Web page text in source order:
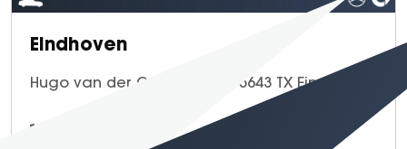
Eindhoven
Hugo van der Goeslaan 49, 5643 TX Eindhoven